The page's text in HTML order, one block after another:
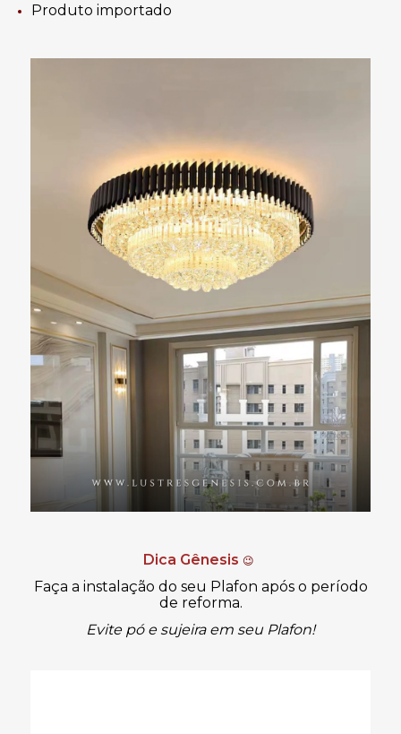
Produto importado
Dica Gênesis 😉
Faça a instalação do seu Plafon após o período
de reforma.
Evite pó e sujeira em seu Plafon!